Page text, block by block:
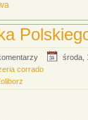
środa,
corrado